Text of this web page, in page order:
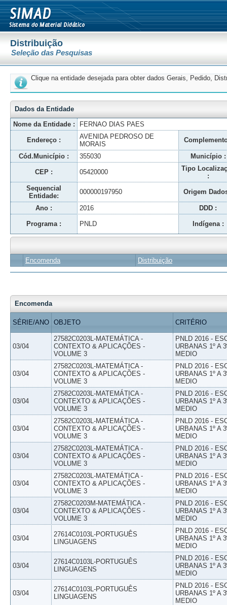
Distribuição
Seleção das Pesquisas
Clique na entidade desejada para obter dados Gerais, Pedido,
Dados da Entidade
Nome da Entidade :
FERNAO DIAS PAES
Endereço :
AVENIDA PEDROSO DE
MORAIS
Cód.Município : 355030 Município :
CEP : 05420000
Tipo
:
Sequencial
Entidade:
000000197950 Origem
Ano : 2016 DDD :
Programa : PNLD Indígena :
Encomenda Distribuição
Encomenda
SÉRIE/ANO OBJETO CRITÉRIO
03/04
27582C0203L-MATEMÁTICA -
CONTEXTO & APLICAÇÕES -
VOLUME 3
PNLD 2016 -
URBANAS 1º A
MEDIO
03/04
27582C0203L-MATEMÁTICA -
CONTEXTO & APLICAÇÕES -
VOLUME 3
PNLD 2016 -
URBANAS 1º A
MEDIO
03/04
27582C0203L-MATEMÁTICA -
CONTEXTO & APLICAÇÕES -
VOLUME 3
PNLD 2016 -
URBANAS 1º A
MEDIO
03/04
27582C0203L-MATEMÁTICA -
CONTEXTO & APLICAÇÕES -
VOLUME 3
PNLD 2016 -
URBANAS 1º A
MEDIO
03/04
27582C0203L-MATEMÁTICA -
CONTEXTO & APLICAÇÕES -
VOLUME 3
PNLD 2016 -
URBANAS 1º A
MEDIO
03/04
27582C0203L-MATEMÁTICA -
CONTEXTO & APLICAÇÕES -
VOLUME 3
PNLD 2016 -
URBANAS 1º A
MEDIO
03/04
27582C0203M-MATEMÁTICA -
CONTEXTO & APLICAÇÕES -
VOLUME 3
PNLD 2016 -
URBANAS 1º A
MEDIO
03/04
27614C0103L-PORTUGUÊS
LINGUAGENS
PNLD 2016 -
URBANAS 1º A
MEDIO
03/04
27614C0103L-PORTUGUÊS
LINGUAGENS
PNLD 2016 -
URBANAS 1º A
MEDIO
03/04
27614C0103L-PORTUGUÊS
LINGUAGENS
PNLD 2016 -
URBANAS 1º A
MEDIO